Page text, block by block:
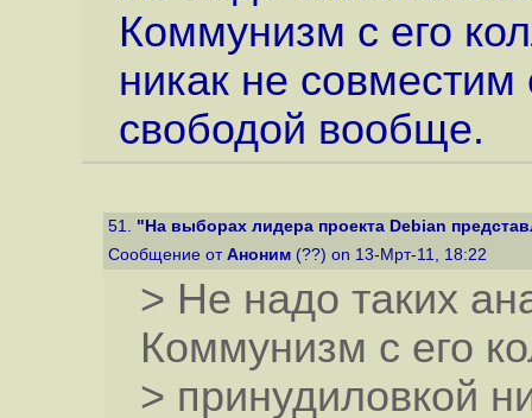
Коммунизм с его
никак не
свободой вообще.
51. "На выборах лидера проекта Debian
Сообщение от Аноним (??) on 13-Мрт-11, 18:22
> Не надо таких
Коммунизм с его
> принудиловкой